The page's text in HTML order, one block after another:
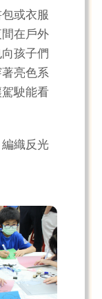
或衣服
在戶外
孩子們
亮色系
駛能看
織反光